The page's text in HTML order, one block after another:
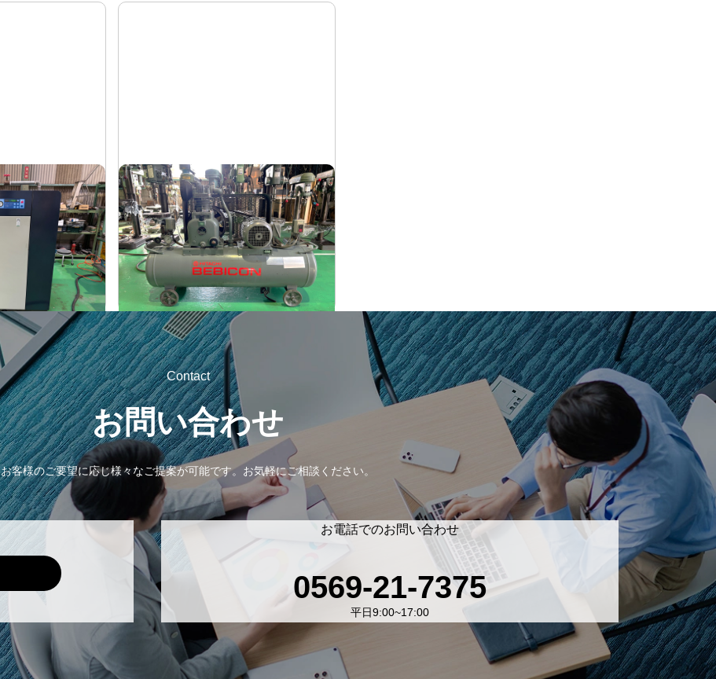
コンプレッサー
メーカー 日立
形 式1.5P-9.5V6
式1988
Contact
お問い合わせ
お客様のご要望に応じ様々なご提案が可能です。 お気軽にご相談ください。
お電話でのお問い合わせ
0569-21-7375
平日9:00~17:00